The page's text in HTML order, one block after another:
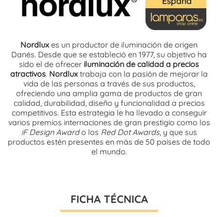
Nordlux es un productor de iluminación de origen
Danés. Desde que se estableció en 1977, su objetivo ha
sido el de ofrecer iluminación de calidad a precios
atractivos. Nordlux trabaja con la pasión de mejorar la
vida de las personas a través de sus productos,
ofreciendo una amplia gama de productos de gran
calidad, durabilidad, diseño y funcionalidad a precios
competitivos. Esta estrategia le ha llevado a conseguir
varios premios internaciones de gran prestigio como los
iF Design Awardo los Red Dot Awards, y que sus
productos estén presentes en más de 50 países de todo
el mundo.
FICHA TÉCNICA